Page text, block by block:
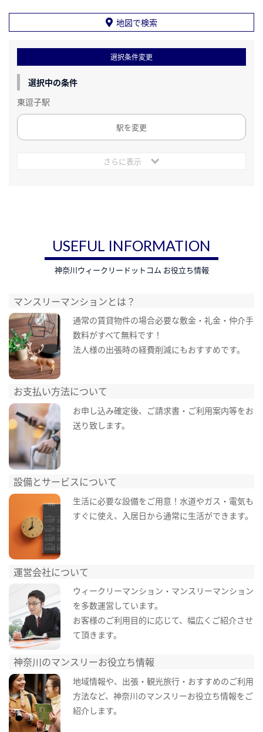
地図で検索
選択条件変更
選択中の条件
東逗子駅
駅を変更
さらに表示
USEFUL INFORMATION
神奈川ウィークリードットコム お役立ち情報
マンスリーマンションとは？
通常の賃貸物件の場合必要な敷金・礼金・仲介手
数料がすべて無料です！
法人様の出張時の経費削減にもおすすめです。
お支払い方法について
お申し込み確定後、ご請求書・ご利用案内等をお
送り致します。
設備とサービスについて
生活に必要な設備をご用意！水道やガス・電気も
すぐに使え、入居日から通常に生活ができます。
運営会社について
ウィークリーマンション・マンスリーマンション
を多数運営しています。
お客様のご利用目的に応じて、幅広くご紹介させ
て頂きます。
神奈川のマンスリーお役立ち情報
地域情報や、出張・観光旅行・おすすめのご利用
方法など、神奈川のマンスリーお役立ち情報をご
紹介します。